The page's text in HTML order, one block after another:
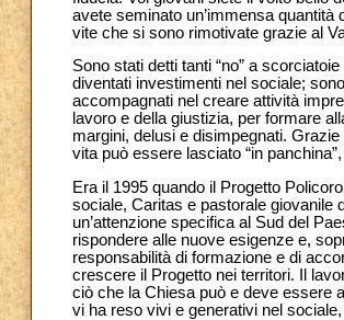
avete seminato un’immensa
vite che si sono rimotivate grazie al
Sono stati detti tanti “no” a
diventati investimenti nel sociale;
accompagnati nel creare attività
lavoro e della giustizia, per formare
margini, delusi e disimpegnati.
vita può essere lasciato “in
Era il 1995 quando il Progetto
sociale, Caritas e pastorale giovanile
un’attenzione specifica al Sud del
rispondere alle nuove esigenze e,
responsabilità di formazione e di
crescere il Progetto nei territori. Il
ciò che la Chiesa può e deve essere
vi ha reso vivi e generativi nel